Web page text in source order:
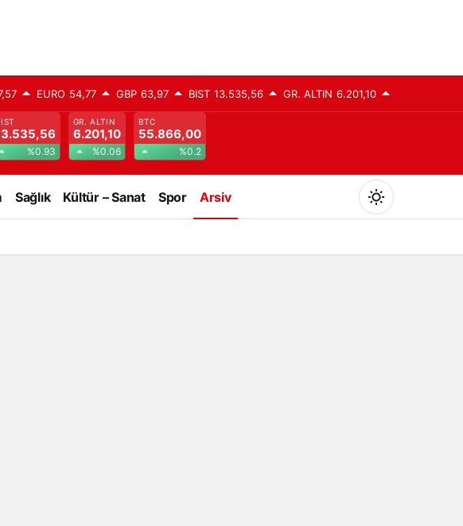
EURO 54,77 GBP 63,97 BIST 13.535,56 GR. ALTIN 6.201,10
%0.93
GR. ALTIN
6.201,10
%0.06
BTC
55.866,00
%0.2
Sağlık Kültür – Sanat Spor Arsiv
Mod
değiştir